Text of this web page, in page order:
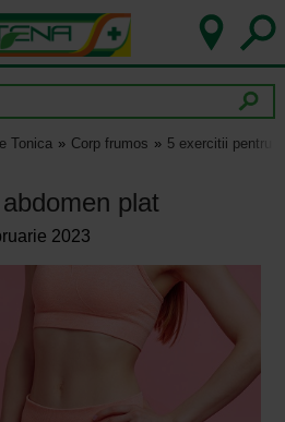
Tonica Corp frumos 5 exercitii pentru
plat
2023